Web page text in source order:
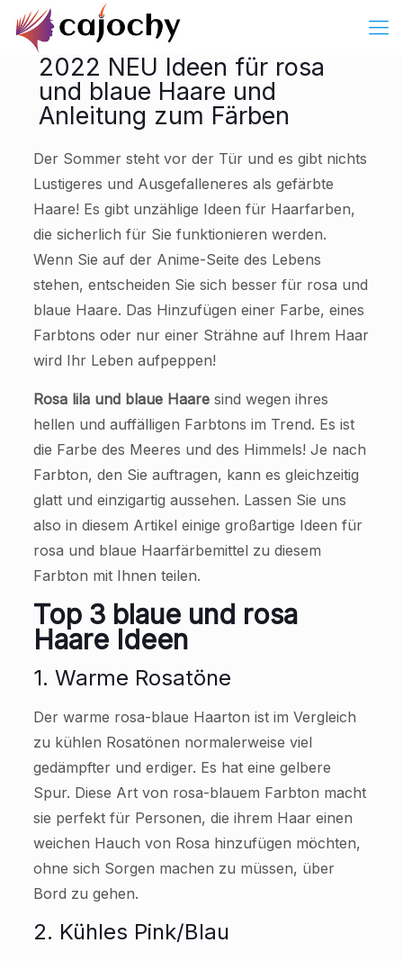
2022 NEU Ideen für rosa
und blaue Haare und
Anleitung zum Färben
Der Sommer steht vor der Tür und es gibt nichts
Lustigeres und Ausgefalleneres als gefärbte
Haare! Es gibt unzählige Ideen für Haarfarben,
die sicherlich für Sie funktionieren werden.
Wenn Sie auf der Anime-Seite des Lebens
stehen, entscheiden Sie sich besser für rosa und
blaue Haare. Das Hinzufügen einer Farbe, eines
Farbtons oder nur einer Strähne auf Ihrem Haar
wird Ihr Leben aufpeppen!
Rosa lila und blaue Haaresind wegen ihres
hellen und auffälligen Farbtons im Trend. Es ist
die Farbe des Meeres und des Himmels! Je nach
Farbton, den Sie auftragen, kann es gleichzeitig
glatt und einzigartig aussehen. Lassen Sie uns
also in diesem Artikel einige großartige Ideen für
rosa und blaue Haarfärbemittel zu diesem
Farbton mit Ihnen teilen.
Top 3 blaue und rosa
HaareIdeen
1. Warme Rosatöne
Der warme rosa-blaue Haarton ist im Vergleich
zu kühlen Rosatönen normalerweise viel
gedämpfter und erdiger. Es hat eine gelbere
Spur. Diese Art von rosa-blauem Farbton macht
sie perfekt für Personen, die ihrem Haar einen
weichen Hauch von Rosa hinzufügen möchten,
ohne sich Sorgen machen zu müssen, über
Bord zu gehen.
2. Kühles Pink/Blau